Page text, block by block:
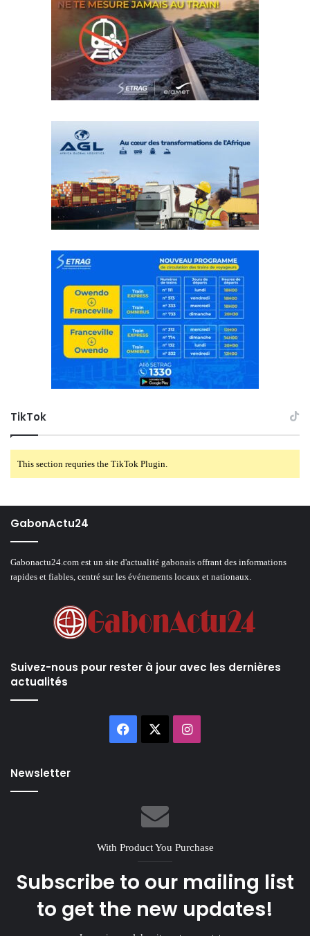
TikTok
This section requries the TikTok Plugin.
GabonActu24
Gabonactu24.com est un site d'actualité gabonais offrant des informations
rapides et fiables, centré sur les événements locaux et nationaux.
Suivez-nous pour rester à jour avec les dernières
actualités
Facebook Instagram
Newsletter
With Product You Purchase
Subscribe to our mailing list
to get the new updates!